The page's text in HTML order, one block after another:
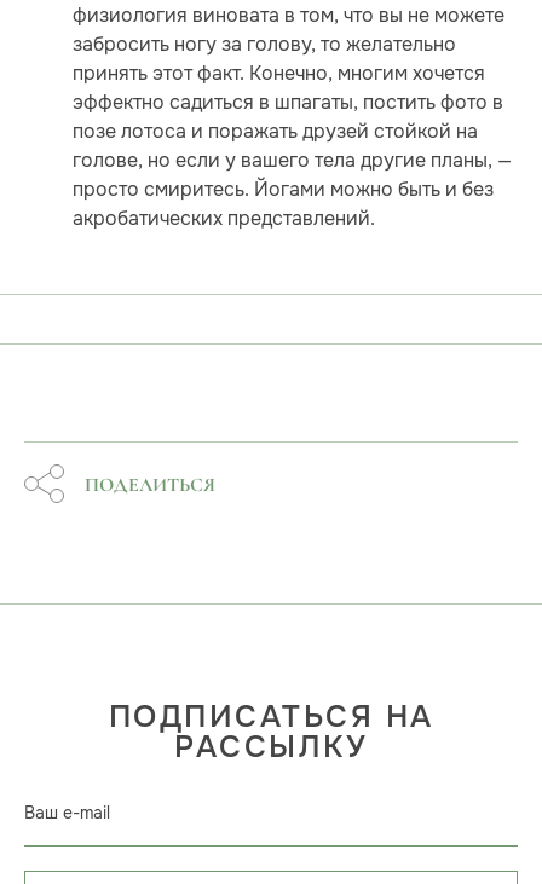
физиология виновата в том, что вы не можете
забросить ногу за голову, то желательно
принять этот факт. Конечно, многим хочется
эффектно садиться в шпагаты, постить фото в
позе лотоса и поражать друзей стойкой на
голове, но если у вашего тела другие планы, —
просто смиритесь. Йогами можно быть и без
акробатических представлений.
ПОДЕЛИТЬСЯ
ПОДПИСАТЬСЯ НА
РАССЫЛКУ
Ваш e-mail